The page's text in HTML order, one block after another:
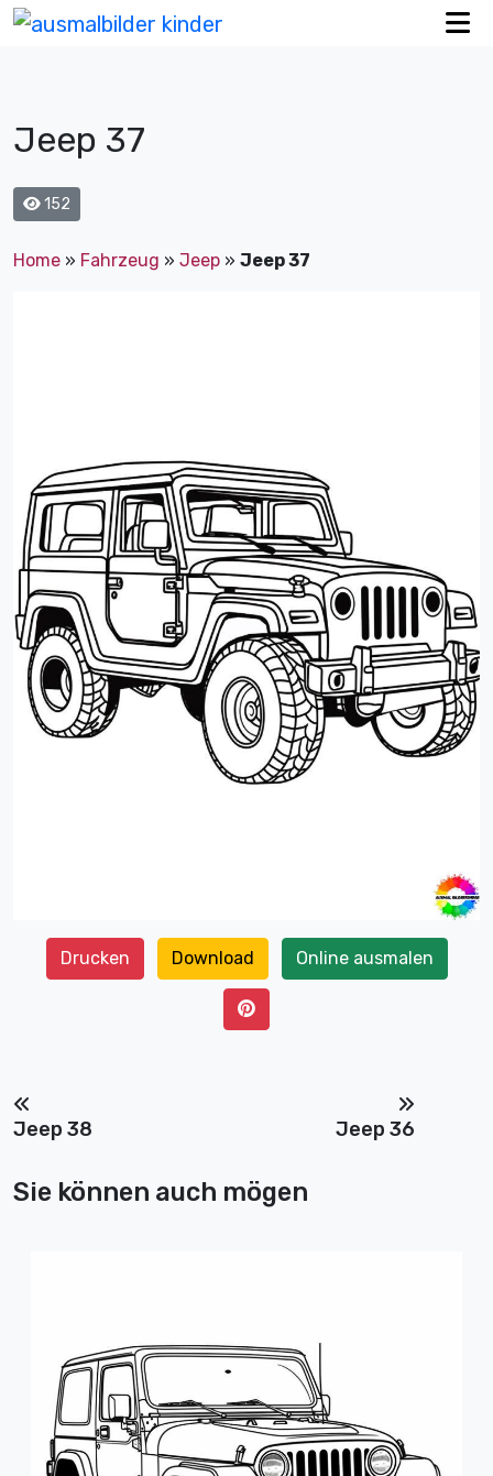
Jeep 37
152
Home » Fahrzeug » Jeep » Jeep 37
Drucken Download Online ausmalen
Jeep 38 Jeep 36
Sie können auch mögen